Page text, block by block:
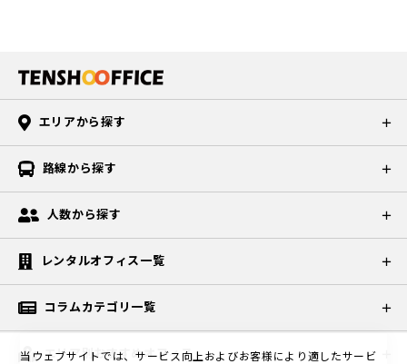
エリアから探す
路線から探す
人数から探す
レンタルオフィス一覧
コラムカテゴリ一覧
エリア別おすすめオフィス
当ウェブサイトでは、サービス向上およびお客様により適したサービ